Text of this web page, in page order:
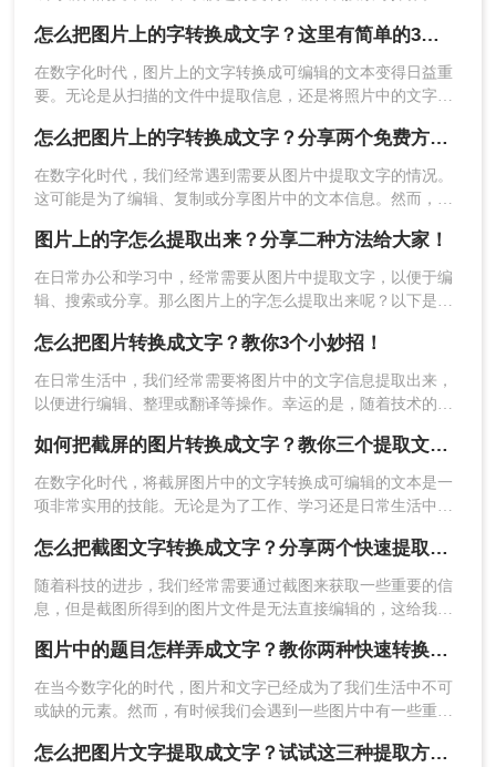
的可以设置一点，然后点击开始转换。
5、转换完成，点击立即下载就可以了。
方法三：使用OCR软件提取文字
OCR（Optical Character Recognition，光学字符识
别）软件是一种专门用于将图片中的文字转换为可
编辑文本的工具。下面以转转大师操作为例。
操作如下：
1、百度搜索“转转大师”，然后从官网
(https://pdftoword.55.la/)下载安装软件。
2、上传要转换的图片，如果要转换的图片较
片上的字转换成文字都是一项非常实用的技能。那么怎么把图
片上的字转换成文字呢？本文将介绍三种常用的方法，帮助您
轻松实现图片文字的转换。
怎么把图片上的字转换成文字？这里有简单的3种方法！
在数字化时代，图片上的文字转换成可编辑的文本变得日益重
要。无论是从扫描的文件中提取信息，还是将照片中的文字转
符识别）技术都能提供强大的支持。那么怎么把图片上的字转
换成文字呢？本文将介绍三种高效的图片文字转换方法，帮助
用户轻松实现这一目标。
怎么把图片上的字转换成文字？分享两个免费方法！
在数字化时代，我们经常遇到需要从图片中提取文字的情况。
这可能是为了编辑、复制或分享图片中的文本信息。然而，图
挑战性的任务。那么怎么把图片上的字转换成文字呢？本文将
介绍几种实用的方法，帮助您从图片中提取文字。
图片上的字怎么提取出来？分享二种方法给大家！
在日常办公和学习中，经常需要从图片中提取文字，以便于编
辑、搜索或分享。那么图片上的字怎么提取出来呢？以下是两
怎么把图片转换成文字？教你3个小妙招！
在日常生活中，我们经常需要将图片中的文字信息提取出来，
以便进行编辑、整理或翻译等操作。幸运的是，随着技术的发
转换成文字呢？以下是三种实用的方法，帮助您轻松完成这一
提取过程。
如何把截屏的图片转换成文字？教你三个提取文字的方法！
在数字化时代，将截屏图片中的文字转换成可编辑的文本是一
项非常实用的技能。无论是为了工作、学习还是日常生活中的
截屏的图片转换成文字呢？本文将介绍三种将截屏图片转换成
文字的方法。
怎么把截图文字转换成文字？分享两个快速提取文字方法！
随着科技的进步，我们经常需要通过截图来获取一些重要的信
息，但是截图所得到的图片文件是无法直接编辑的，这给我们
的方法可以将截图中的文字转换成可编辑的文字，让我们能够
更加高效地处理和利用这些信息。那么怎么把截图文字转换成
文字呢？本文将向大家介绍二种有效的方法，希望能对大家有
所帮助。
图片中的题目怎样弄成文字？教你两种快速转换的方法！
在当今数字化的时代，图片和文字已经成为了我们生活中不可
或缺的元素。然而，有时候我们会遇到一些图片中有一些重要
子文件或是网络中。今天，我将为大家分享一些方法，教大家
怎么把图片文字提取成文字？试试这三种提取方式！